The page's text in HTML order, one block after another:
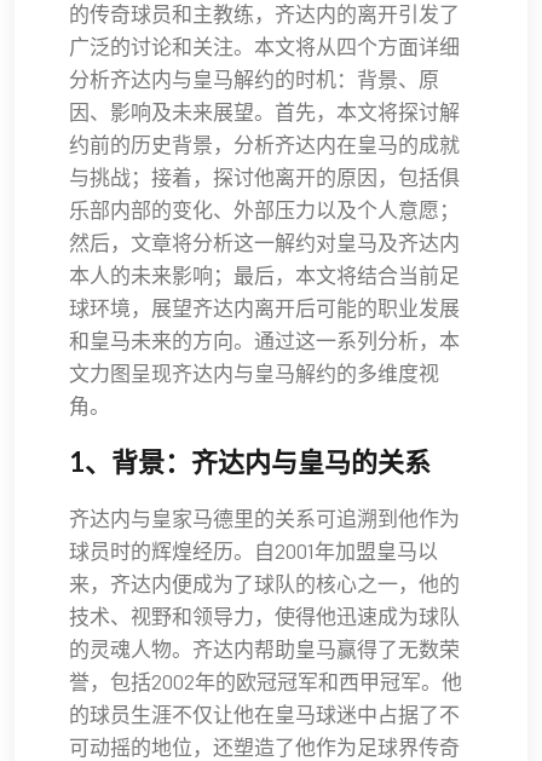
的传奇球员和主教练，齐达内的离开引发了
广泛的讨论和关注。本文将从四个方面详细
分析齐达内与皇马解约的时机：背景、原
因、影响及未来展望。首先，本文将探讨解
约前的历史背景，分析齐达内在皇马的成就
与挑战；接着，探讨他离开的原因，包括俱
乐部内部的变化、外部压力以及个人意愿；
然后，文章将分析这一解约对皇马及齐达内
本人的未来影响；最后，本文将结合当前足
球环境，展望齐达内离开后可能的职业发展
和皇马未来的方向。通过这一系列分析，本
文力图呈现齐达内与皇马解约的多维度视
角。
1、背景：齐达内与皇马的关系
齐达内与皇家马德里的关系可追溯到他作为
球员时的辉煌经历。自2001年加盟皇马以
来，齐达内便成为了球队的核心之一，他的
技术、视野和领导力，使得他迅速成为球队
的灵魂人物。齐达内帮助皇马赢得了无数荣
誉，包括2002年的欧冠冠军和西甲冠军。他
的球员生涯不仅让他在皇马球迷中占据了不
可动摇的地位，还塑造了他作为足球界传奇